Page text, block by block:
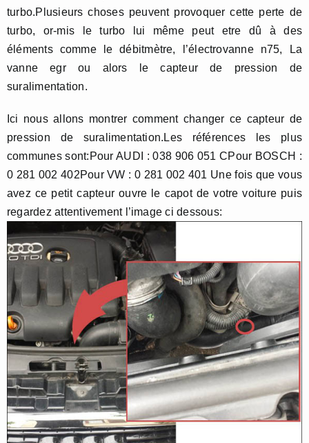
turbo.Plusieurs choses peuvent provoquer cette perte de
turbo, or-mis le turbo lui même peut etre dû à des
éléments comme le débitmètre, l’électrovanne n75, La
vanne egr ou alors le capteur de pression de
suralimentation.
Ici nous allons montrer comment changer ce capteur de
pression de suralimentation.Les références les plus
communes sont:Pour AUDI : 038 906 051 CPour BOSCH :
0 281 002 402Pour VW : 0 281 002 401 Une fois que vous
avez ce petit capteur ouvre le capot de votre voiture puis
regardez attentivement l’image ci dessous: